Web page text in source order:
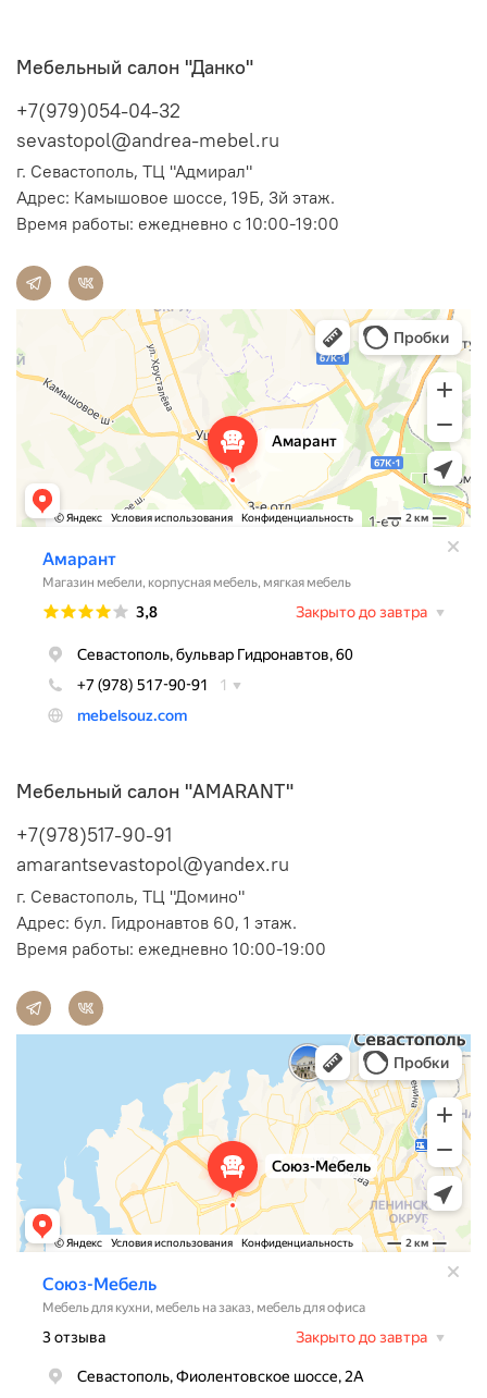
Мебельный салон "Данко"
+7(979)054-04-32
sevastopol@andrea-mebel.ru
г. Севастополь, ТЦ "Адмирал"
Адрес: Камышовое шоссе, 19Б, 3й этаж.
Время работы: ежедневно с 10:00-19:00
Мебельный салон "AMARANT"
+7(978)517-90-91
amarantsevastopol@yandex.ru
г. Севастополь, ТЦ "Домино"
Адрес: бул. Гидронавтов 60, 1 этаж.
Время работы: ежедневно 10:00-19:00